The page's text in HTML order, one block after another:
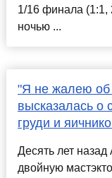
1/16 финала (1:1,
ночью ...
"Я не жалею об
высказалась о
груди и
Десять лет
двойную